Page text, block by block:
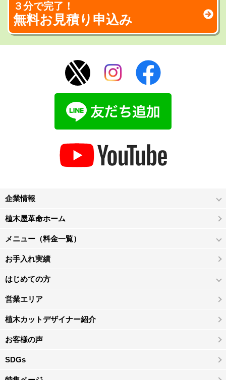
３分で完了！
無料お見積り申込み
企業情報
植木屋革命ホーム
メニュー（料金一覧）
お手入れ実績
はじめての方
営業エリア
植木カットデザイナー紹介
お客様の声
SDGs